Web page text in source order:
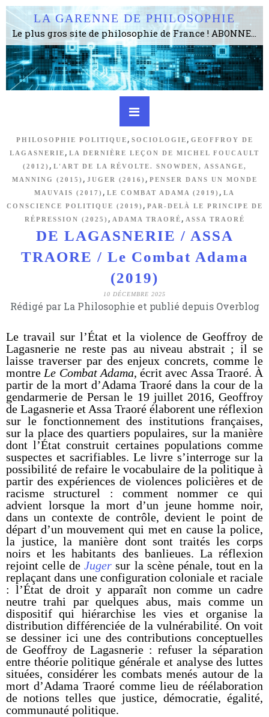
LA GARENNE DE PHILOSOPHIE
Le plus gros site de philosophie de France ! ABONNEZ-VOUS ! 4115 Articles, 1634 abonné·e·s, depuis 2006 . . . . . . . . 2 852 214 pages vues jusqu'à présent. Prestance et être apte à un plus grand nombre de choses.
PHILOSOPHIE POLITIQUE , SOCIOLOGIE , GEOFFROY DE
LAGASNERIE , LA DERNIÈRE LEÇON DE MICHEL FOUCAULT
(2012) , L'ART DE LA RÉVOLTE. SNOWDEN, ASSANGE,
MANNING (2015) , JUGER (2016) , PENSER DANS UN MONDE
MAUVAIS (2017) , LE COMBAT ADAMA (2019) , LA
CONSCIENCE POLITIQUE (2019) , PAR-DELÀ LE PRINCIPE DE
RÉPRESSION (2025) , ADAMA TRAORÉ , ASSA TRAORÉ
DE LAGASNERIE / ASSA
TRAORE / Le Combat Adama
(2019)
10 DÉCEMBRE 2025
Rédigé par La Philosophie et publié depuis Overblog
Le travail sur l’État et la violence de Geoffroy de
Lagasnerie ne reste pas au niveau abstrait ; il se
laisse traverser par des enjeux concrets, comme le
montre Le Combat Adama, écrit avec Assa Traoré. À
partir de la mort d’Adama Traoré dans la cour de la
gendarmerie de Persan le 19 juillet 2016, Geoffroy
de Lagasnerie et Assa Traoré élaborent une réflexion
sur le fonctionnement des institutions françaises,
sur la place des quartiers populaires, sur la manière
dont l’État construit certaines populations comme
suspectes et sacrifiables. Le livre s’interroge sur la
possibilité de refaire le vocabulaire de la politique à
partir des expériences de violences policières et de
racisme structurel : comment nommer ce qui
advient lorsque la mort d’un jeune homme noir,
dans un contexte de contrôle, devient le point de
départ d’un mouvement qui met en cause la police,
la justice, la manière dont sont traités les corps
noirs et les habitants des banlieues. La réflexion
rejoint celle deJuger sur la scène pénale, tout en la
replaçant dans une configuration coloniale et raciale
: l’État de droit y apparaît non comme un cadre
neutre trahi par quelques abus, mais comme un
dispositif qui hiérarchise les vies et organise la
distribution différenciée de la vulnérabilité. On voit
se dessiner ici une des contributions conceptuelles
de Geoffroy de Lagasnerie : refuser la séparation
entre théorie politique générale et analyse des luttes
situées, considérer les combats menés autour de la
mort d’Adama Traoré comme lieu de réélaboration
de notions telles que justice, démocratie, égalité,
communauté politique.